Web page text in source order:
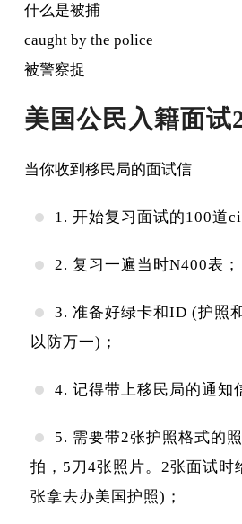
什么是被捕
caught by the police
被警察捉
美国公民入籍面试
当你收到移民局的面试信
1. 开始复习面试的100道
2. 复习一遍当时N400表；
3. 准备好绿卡和ID (护照
以防万一)；
4. 记得带上移民局的通知
5. 需要带2张护照格式的
拍，5刀4张照片。2张面试时
张拿去办美国护照)；